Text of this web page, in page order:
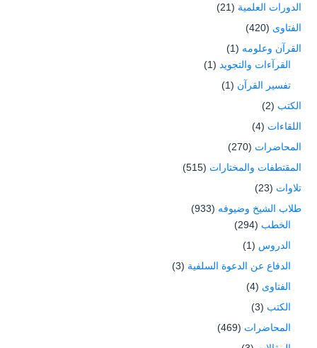
الدورات العلمية (21)
الفتاوى (420)
القرآن وعلومه (1)
القرآءات والتجويد (1)
تفسير القرآن (1)
الكتب (2)
اللقاءات (4)
المحاضرات (270)
المقتطفات والمختارات (515)
تلاوات (23)
طلاب الشيخ وضيوفه (933)
الخطب (294)
الدروس (1)
الدفاع عن الدعوة السلفية (3)
الفتاوى (4)
الكتب (3)
المحاضرات (469)